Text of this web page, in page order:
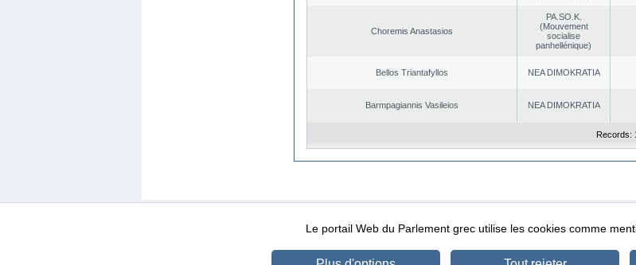
Choremis Anastasios
PA.SO.K.
(Mouvement
socialise
panhellénique)
Bellos Triantafyllos NEA DΙMOKRATIA
Barmpagiannis Vasileios NEA DΙMOKRATIA
Records:
Conditions d’utilisation Data Protection Security & Access
Le portail Web du Parlement grec utilise les cookies comme